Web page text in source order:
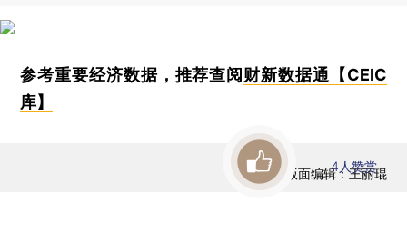
参考重要经济数据，推荐查阅财新数据通【CEIC
库】
版面编辑：王丽琨
4 人赞赏